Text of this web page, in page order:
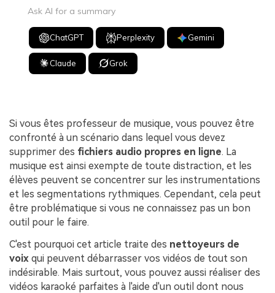
Ask AI for a summary
ChatGPT Perplexity Gemini
Claude Grok
Si vous êtes professeur de musique, vous pouvez être
confronté à un scénario dans lequel vous devez
supprimer des fichiers audio propres en ligne. La
musique est ainsi exempte de toute distraction, et les
élèves peuvent se concentrer sur les instrumentations
et les segmentations rythmiques. Cependant, cela peut
être problématique si vous ne connaissez pas un bon
outil pour le faire.
C'est pourquoi cet article traite des nettoyeurs de
voix qui peuvent débarrasser vos vidéos de tout son
indésirable. Mais surtout, vous pouvez aussi réaliser des
vidéos karaoké parfaites à l'aide d'un outil dont nous